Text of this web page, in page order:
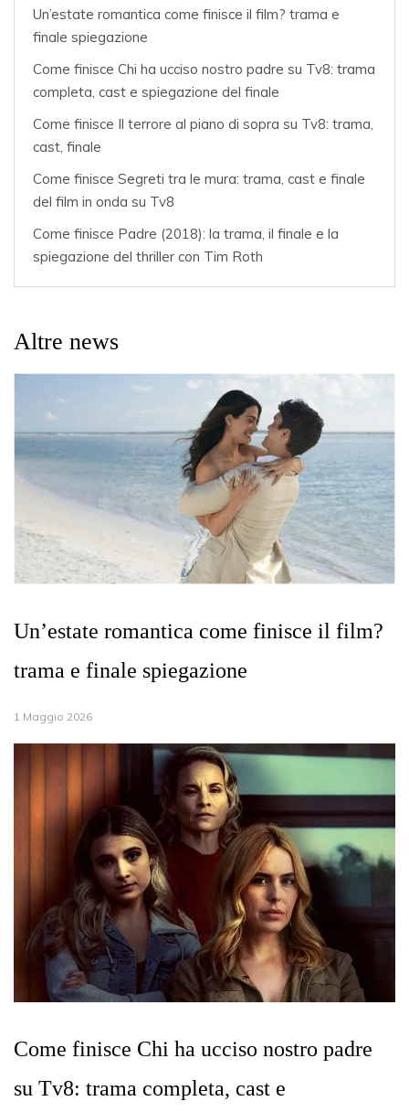
Un’estate romantica come finisce il film? trama e
finale spiegazione
Come finisce Chi ha ucciso nostro padre su Tv8: trama
completa, cast e spiegazione del finale
Come finisce Il terrore al piano di sopra su Tv8: trama,
cast, finale
Come finisce Segreti tra le mura: trama, cast e finale
del film in onda su Tv8
Come finisce Padre (2018): la trama, il finale e la
spiegazione del thriller con Tim Roth
Altre news
Un’estate romantica come finisce il film?
trama e finale spiegazione
1 Maggio 2026
Come finisce Chi ha ucciso nostro padre
su Tv8: trama completa, cast e